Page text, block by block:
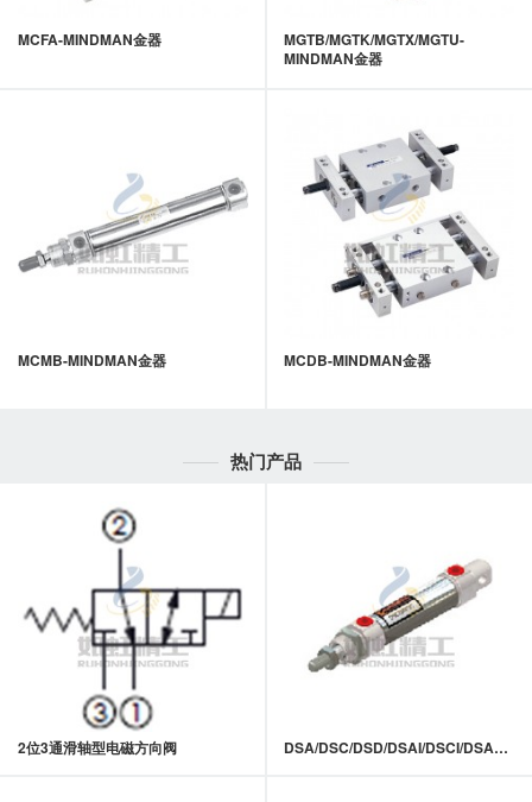
MCFA-MINDMAN金器
MGTB/MGTK/MGTX/MGTU-
MINDMAN金器
MCMB-MINDMAN金器 MCDB-MINDMAN金器
热门产品
2位3通滑轴型电磁方向阀 DSA/DSC/DSD/DSAI/DSCI/DSAO/DSCO